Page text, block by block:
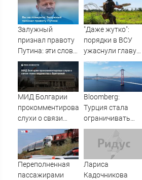
«Ленинград»
отменила
концерты в
Саранске
украинский
просрочка
превратил пресс-
конференцию в
Залужный
признал правоту
Путина: эти слова
прозвучали не
просто так
"Даже жутко":
порядки в ВСУ
ужаснули главу
британской
армии
МИД Болгарии
прокомментировал
слухи о связи
главы ведомства
с Британией
Bloomberg:
Турция стала
ограничивать
проход судов в
Черное море из-за
атак БПЛА -
Новости на
Вести.ru
Переполненная
пассажирами
Лариса
Кадочникова